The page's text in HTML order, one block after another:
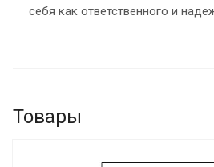
себя как ответственного и
Товары